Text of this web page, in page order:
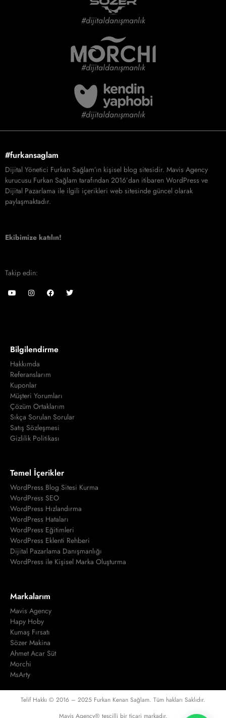
#dijitaldanışmanlık
#dijitaldanışmanlık
#dijitaldanışmanlık
#furkansaglam
Dijital Yönetici Furkan Sağlam’ın kişisel blog sitesidir. Mavis Agency
kurucusu Furkan Sağlam tarafından 2016’dan itibaren WordPress ve
Dijital Pazarlama ile ilgili içerikleri web sitesinde güncel olarak
paylaşmaktadır.
Ekibimize katılın!
Takip edin:
Bilgilendirme
Hakkımda
Referanslarım
Kuponlar
Müşteri Yorumları
Çözüm Ortaklarım
Sıkça Sorulan Sorular
Satış Sözleşmesi
Gizlilik Politikası
Temel İçerikler
WordPress Blog Sitesi Kurma
WordPress SEO
WordPress Hızlandırma
WordPress Hataları
WordPress Eğitimleri
WordPress Eklenti Rehberi
Dijital Pazarlama Danışmanlığı
WordPress ile Kişisel Marka Oluşturma
Markalarım
Mavis Agency
Hapy Hoby
Kumaş Fırsatı
Sözer Makina
Ahmet Acar Süt
Morchi
MsArty
Telif Hakkı © 2016 – 2025 Furkan Kenan Sağlam. Tüm hakları Saklıdır.
Mavis Agency® tescilli bir ticari markadır.